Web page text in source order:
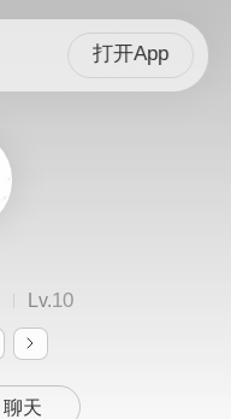
打开App
Lv.10
聊天